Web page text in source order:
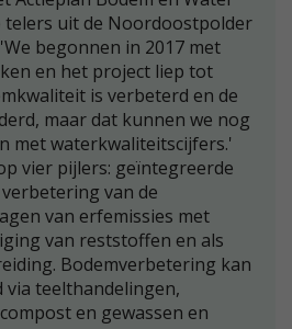
telers uit de Noordoostpolder
begonnen in 2017 met
en het project liep tot
is verbeterd en de
maar dat kunnen we nog
met waterkwaliteitscijfers.'
vier pijlers: geïntegreerde
van de
van erfemissies met
van reststoffen en als
Bodemverbetering kan
teelthandelingen,
en gewassen en